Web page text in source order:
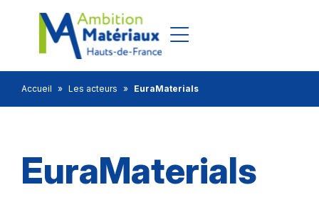
Accueil » Les acteurs » EuraMaterials
EuraMaterials